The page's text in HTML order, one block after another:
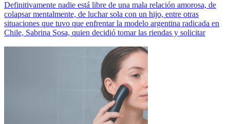
Definitivamente nadie está libre de una mala relación amorosa, de
colapsar mentalmente, de luchar sola con un hijo, entre otras
situaciones que tuvo que enfrentar la modelo argentina radicada en
Chile, Sabrina Sosa, quien decidió tomar las riendas y solicitar